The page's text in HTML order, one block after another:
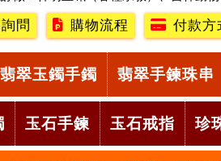
問
購物流程 付款方
翡翠玉鐲手鐲 翡翠手鍊珠串
玉石手鍊 玉石戒指 珍